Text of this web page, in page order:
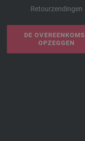
Retourzendingen
DE
OPZEGGEN